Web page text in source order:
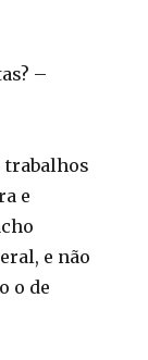
–
trabalhos
e
e não
o de